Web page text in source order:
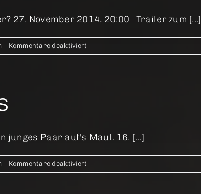
27. November 2014, 20:00 Trailer zum [...]
| Kommentare deaktiviert
Der
junges Paar auf's Maul. 16. [...]
| Kommentare deaktiviert
Love